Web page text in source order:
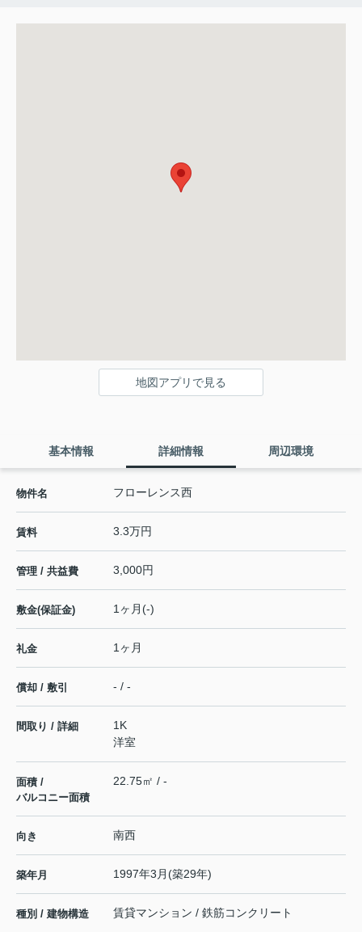
地図アプリで見る
基本情報 詳細情報 周辺環境
物件名 フローレンス西
賃料 3.3万円
管理 / 共益費 3,000円
敷金(保証金) 1ヶ月(-)
礼金 1ヶ月
償却 / 敷引 - / -
間取り / 詳細
1K
洋室
面積 /
バルコニー面積
22.75㎡ / -
向き 南西
築年月 1997年3月(築29年)
種別 / 建物構造 賃貸マンション / 鉄筋コンクリート